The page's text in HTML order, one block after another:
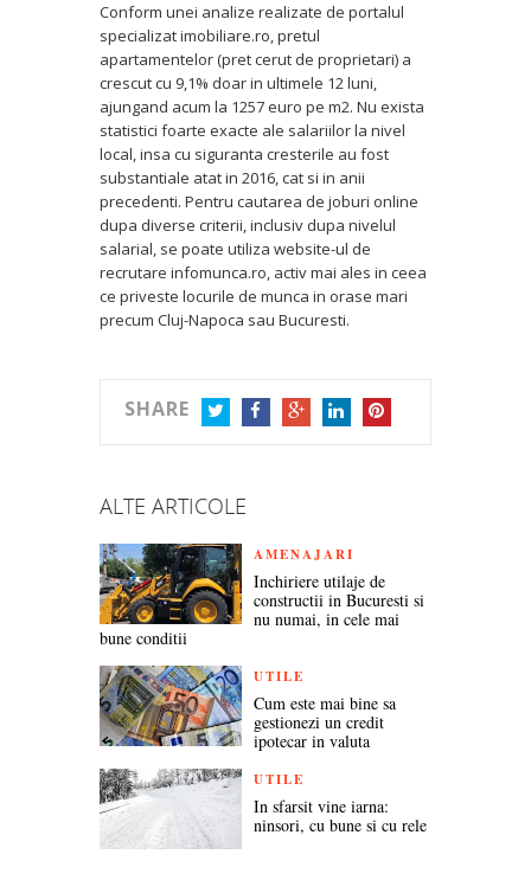
Conform unei analize realizate de portalul
specializat imobiliare.ro, pretul
apartamentelor (pret cerut de proprietari) a
crescut cu 9,1% doar in ultimele 12 luni,
ajungand acum la 1257 euro pe m2. Nu exista
statistici foarte exacte ale salariilor la nivel
local, insa cu siguranta cresterile au fost
substantiale atat in 2016, cat si in anii
precedenti. Pentru cautarea de joburi online
dupa diverse criterii, inclusiv dupa nivelul
salarial, se poate utiliza website-ul de
recrutare infomunca.ro, activ mai ales in ceea
ce priveste locurile de munca in orase mari
precum Cluj-Napoca sau Bucuresti.
SHARE
ALTE ARTICOLE
AMENAJARI
Inchiriere utilaje de
constructii in Bucuresti si
nu numai, in cele mai
bune conditii
UTILE
Cum este mai bine sa
gestionezi un credit
ipotecar in valuta
UTILE
In sfarsit vine iarna:
ninsori, cu bune si cu rele